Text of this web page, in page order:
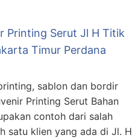
Printing Serut Jl H Titik
Timur Perdana
sablon dan bordir
Printing Serut Bahan
contoh dari salah
satu klien yang ada di Jl. H